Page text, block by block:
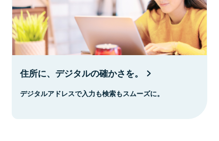
住所に、デジタルの確かさを。
デジタルアドレスで入力も検索もスムーズに。